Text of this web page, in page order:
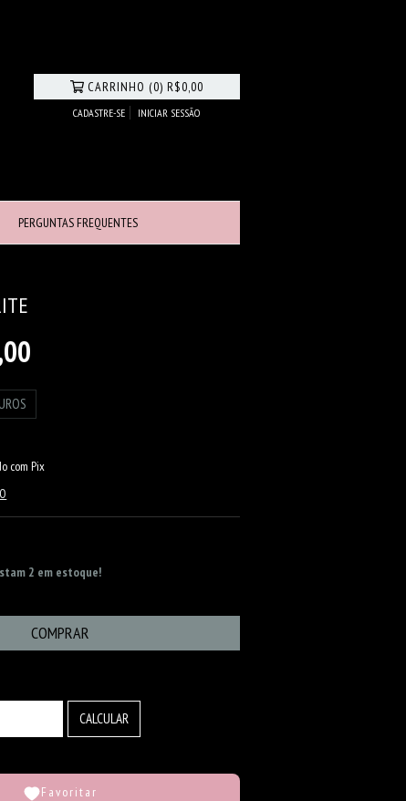
CARRINHO (0)R$0,00
CADASTRE-SE INICIAR SESSÃO
PERGUNTAS FREQUENTES
com Pix
2 em estoque!
CALCULAR
Favoritar